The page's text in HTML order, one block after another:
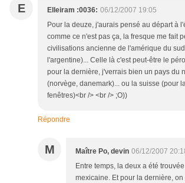
E Elleiram :0036: 06/12/2007 19:05
Pour la deuze, j'aurais pensé au départ à
comme ce n'est pas ça, la fresque me fait
civilisations ancienne de l'amérique du
l'argentine)... Celle là c'est peut-être le
pour la dernière, j'verrais bien un pays du
(norvège, danemark)... ou la suisse (pour
fenêtres)<br /> <br /> ;O))
Répondre
M Maître Po, devin 06/12/2007
Entre temps, la deux a été
mexicaine. Et pour la dernière, on